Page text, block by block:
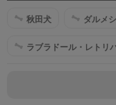
秋田犬 ダルメ
ラブラドール・レトリ